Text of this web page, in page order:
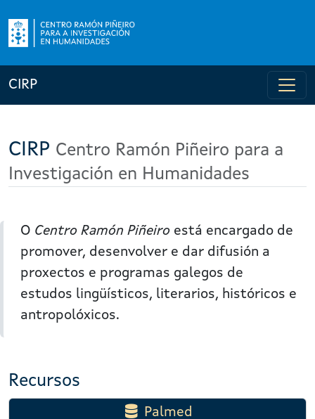
CIRP
CIRP Centro Ramón Piñeiro para a
Investigación en Humanidades
O Centro Ramón Piñeiro está encargado de
promover, desenvolver e dar difusión a
proxectos e programas galegos de
estudos lin­güísticos, literarios, históricos e
antropolóxicos.
Recursos
Palmed